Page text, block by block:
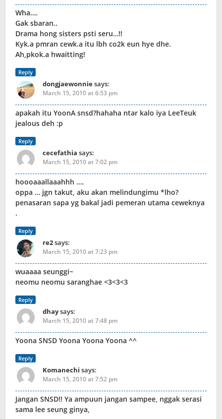
Wha….
Gak sbaran..
Drama hong sisters psti seru…!!
Kyk.a pmran cewk.a itu lbh co2k eun hye dhe.
Ah,pkok.a hwaitting!
Reply
dongjaewonniesays:
March 15, 2010 at 6:53 pm
apakah itu YoonA snsd?hahaha ntar kalo iya LeeTeuk
jealous deh :p
Reply
cecefathia says:
March 15, 2010 at 7:02 pm
hoooaaallaaahhh ….
oppa … jgn takut, aku akan melindungimu *lho?
penasaran sapa yg bakal jadi pemeran utama ceweknya
.
Reply
re2says:
March 15, 2010 at 7:23 pm
wuaaaa seunggi~
neomu neomu saranghae <3<3<3
Reply
dhaysays:
March 15, 2010 at 7:48 pm
Yoona SNSD Yoona Yoona Yoona ^^
Reply
Komanechi says:
March 15, 2010 at 7:52 pm
Jangan SNSD!! Ya ampuun jangan sampee, nggak serasi
sama lee seung ginya,